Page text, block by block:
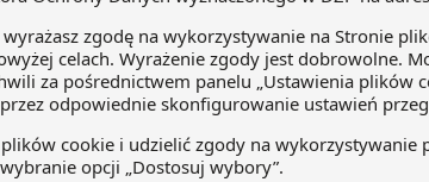
w komentowanych wyrokach NSA
sprawach będzie respektowane.
Email